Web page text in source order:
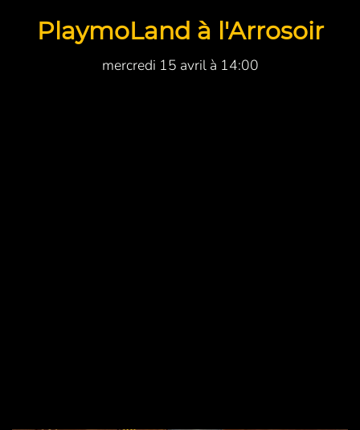
PlaymoLand à l'Arrosoir
mercredi 15 avril à 14:00